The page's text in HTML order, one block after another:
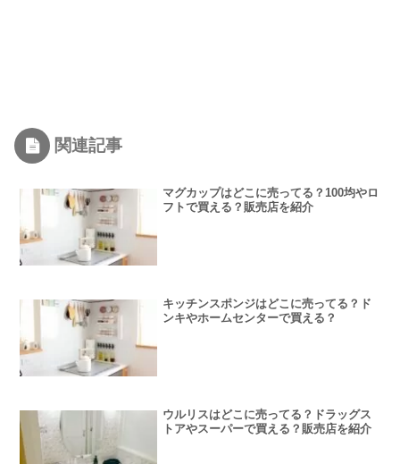
関連記事
マグカップはどこに売ってる？100均やロ
フトで買える？販売店を紹介
キッチンスポンジはどこに売ってる？ド
ンキやホームセンターで買える？
ウルリスはどこに売ってる？ドラッグス
トアやスーパーで買える？販売店を紹介